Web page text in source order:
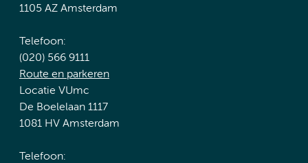
1105 AZ Amsterdam
Telefoon:
(020) 566 9111
Route en parkeren
Locatie VUmc
De Boelelaan 1117
1081 HV Amsterdam
Telefoon: